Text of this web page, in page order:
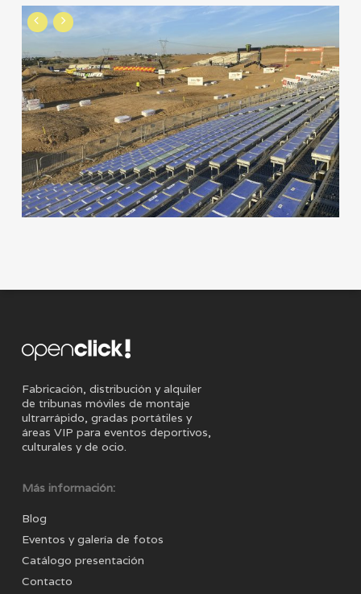
Fabricación, distribución y alquiler
de tribunas móviles de montaje
ultrarrápido, gradas portátiles y
áreas VIP para eventos deportivos,
culturales y de ocio.
Más información:
Blog
Eventos y galería de fotos
Catálogo presentación
Contacto